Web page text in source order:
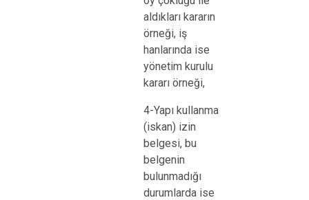
aldıkları kararın
örneği, iş
hanlarında ise
yönetim kurulu
kararı örneği,
4-Yapı kullanma
(iskan) izin
belgesi, bu
belgenin
bulunmadığı
durumlarda ise